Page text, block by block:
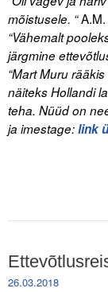
mõistusele. “A.M.
“Vähemalt
järgmine
“Mart Muru
näiteks Hollandi
teha. Nüüd on
ja imestage:link
26.03.2018